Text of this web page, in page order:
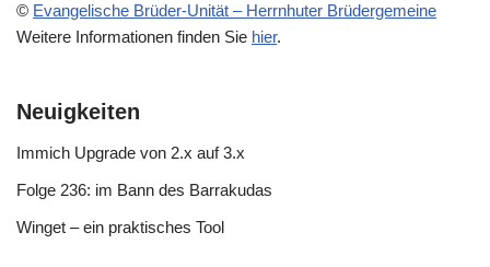
© Evangelische Brüder-Unität – Herrnhuter Brüdergemeine
Weitere Informationen finden Sie hier.
Neuigkeiten
Immich Upgrade von 2.x auf 3.x
Folge 236: im Bann des Barrakudas
Winget – ein praktisches Tool